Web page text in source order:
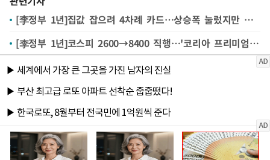
[李정부 1년]집값 잡으려 4차례 카드…상승폭 눌렀지만 공급 과제
[李정부 1년]코스피 2600→8400 직행…'코리아 프리미엄' 해냈다